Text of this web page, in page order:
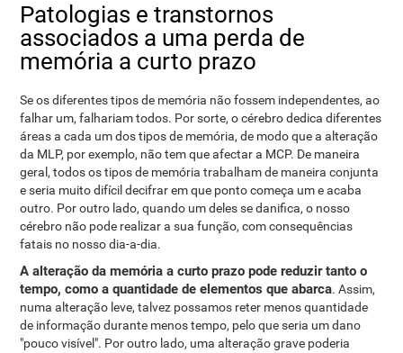
Patologias e transtornos
associados a uma perda de
memória a curto prazo
Se os diferentes tipos de memória não fossem independentes, ao
falhar um, falhariam todos. Por sorte, o cérebro dedica diferentes
áreas a cada um dos tipos de memória, de modo que a alteração
da MLP, por exemplo, não tem que afectar a MCP. De maneira
geral, todos os tipos de memória trabalham de maneira conjunta
e seria muito difícil decifrar em que ponto começa um e acaba
outro. Por outro lado, quando um deles se danifica, o nosso
cérebro não pode realizar a sua função, com consequências
fatais no nosso dia-a-dia.
A alteração da memória a curto prazo pode reduzir tanto o
tempo, como a quantidade de elementos que abarca. Assim,
numa alteração leve, talvez possamos reter menos quantidade
de informação durante menos tempo, pelo que seria um dano
"pouco visível". Por outro lado, uma alteração grave poderia